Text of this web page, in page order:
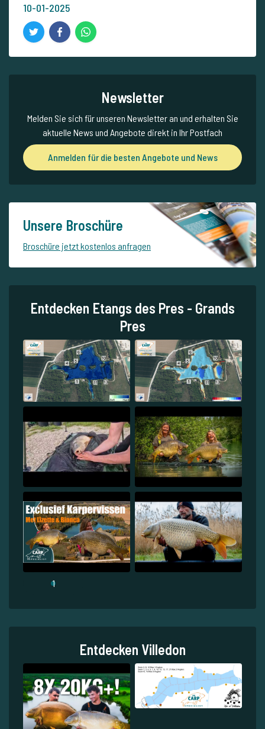
10-01-2025
Newsletter
Melden Sie sich für unseren Newsletter an und erhalten Sie
aktuelle News und Angebote direkt in Ihr Postfach
Anmelden für die besten Angebote und News
Unsere Broschüre
Broschüre jetzt kostenlos anfragen
Entdecken Etangs des Pres - Grands
Pres
1
Entdecken Villedon